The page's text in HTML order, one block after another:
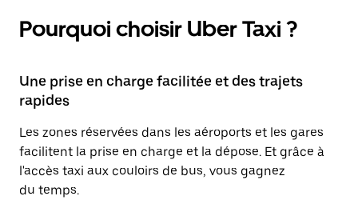
Pourquoi choisir Uber Taxi ?
Une prise en charge facilitée et des trajets
rapides
Les zones réservées dans les aéroports et les gares
facilitent la prise en charge et la dépose. Et grâce à
l'accès taxi aux couloirs de bus, vous gagnez
du temps.